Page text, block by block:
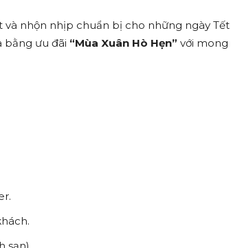
nhộn nhịp chuẩn bị cho những ngày
bằng ưu đãi “Mùa Xuân Hò Hẹn” với